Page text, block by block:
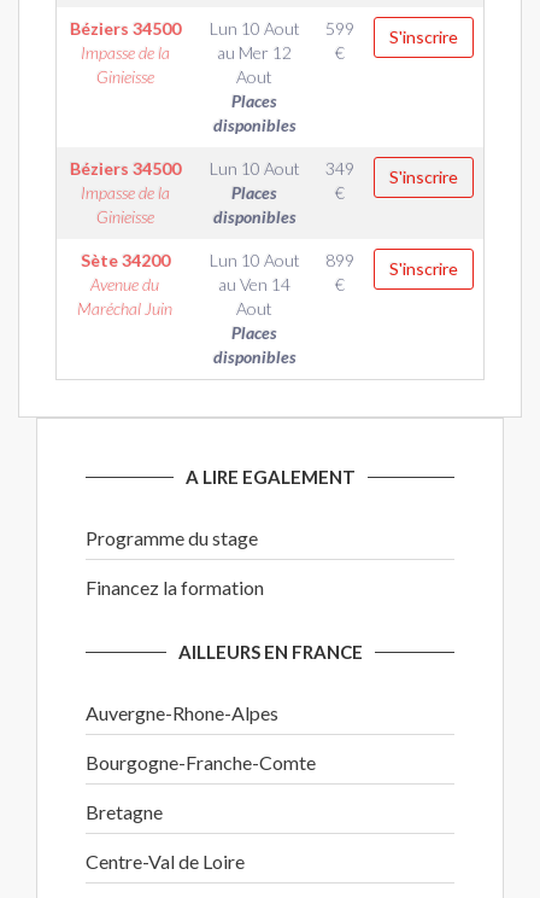
Béziers 34500
Impasse de la
Ginieisse
Lun 10 Aout
au Mer 12
Aout
Places
disponibles
599
€
S'inscrire
Béziers 34500
Impasse de la
Ginieisse
Lun 10 Aout
Places
disponibles
349
€
S'inscrire
Sète34200
Avenue du
Maréchal Juin
Lun 10 Aout
au Ven 14
Aout
Places
disponibles
899
€
S'inscrire
A LIRE EGALEMENT
Programme du stage
Financez la formation
AILLEURS EN FRANCE
Auvergne-Rhone-Alpes
Bourgogne-Franche-Comte
Bretagne
Centre-Val de Loire